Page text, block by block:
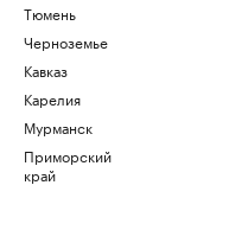
Тюмень
Черноземье
Кавказ
Карелия
Мурманск
Приморский
край